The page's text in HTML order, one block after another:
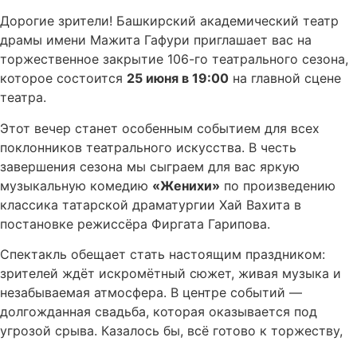
Дорогие зрители! Башкирский академический театр
драмы имени Мажита Гафури приглашает вас на
торжественное закрытие 106-го театрального сезона,
которое состоится 25 июня в 19:00 на главной сцене
театра.
Этот вечер станет особенным событием для всех
поклонников театрального искусства. В честь
завершения сезона мы сыграем для вас яркую
музыкальную комедию «Женихи» по произведению
классика татарской драматургии Хай Вахита в
постановке режиссёра Фиргата Гарипова.
Спектакль обещает стать настоящим праздником:
зрителей ждёт искромётный сюжет, живая музыка и
незабываемая атмосфера. В центре событий —
долгожданная свадьба, которая оказывается под
угрозой срыва. Казалось бы, всё готово к торжеству,